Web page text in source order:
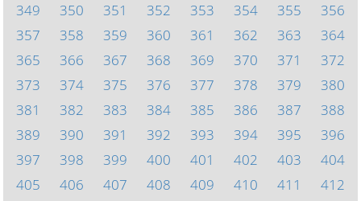
349
350 351 352 353 354 355
356
357
358 359 360 361 362 363
364
365
366 367 368 369 370 371
372
373
374 375 376 377 378 379
380
381
382 383 384 385 386 387
388
389
390 391 392 393 394 395
396
397
398 399 400 401 402 403
404
405
406 407 408 409 410 411
412